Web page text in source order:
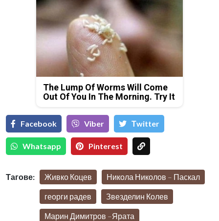
The Lump Of Worms Will Come
Out Of You In The Morning. Try It
Facebook Viber Тwitter
Whatsapp Pinterest
Тагове: Живко Коцев Никола Николов – Паскал
георги радев Звезделин Колев
Марин Димитров –Ярата